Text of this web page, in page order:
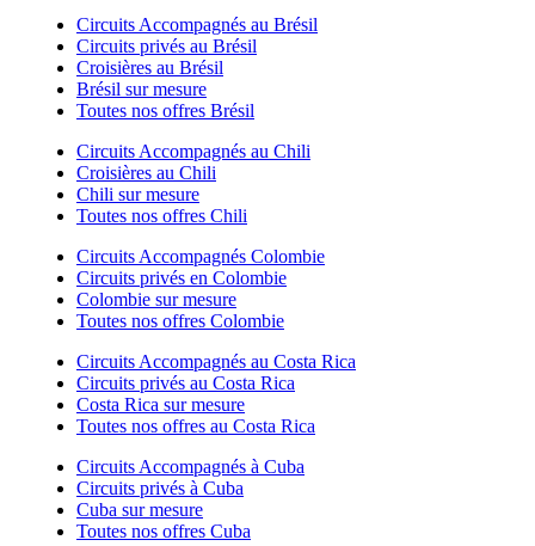
Circuits Accompagnés au Brésil
Circuits privés au Brésil
Croisières au Brésil
Brésil sur mesure
Toutes nos offres Brésil
Circuits Accompagnés au Chili
Croisières au Chili
Chili sur mesure
Toutes nos offres Chili
Circuits Accompagnés Colombie
Circuits privés en Colombie
Colombie sur mesure
Toutes nos offres Colombie
Circuits Accompagnés au Costa Rica
Circuits privés au Costa Rica
Costa Rica sur mesure
Toutes nos offres au Costa Rica
Circuits Accompagnés à Cuba
Circuits privés à Cuba
Cuba sur mesure
Toutes nos offres Cuba